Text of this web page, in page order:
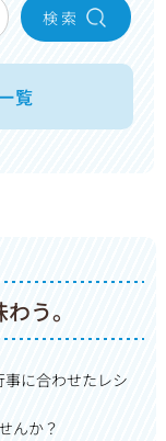
検 索
覧
う。
に合わせたレシ
んか？